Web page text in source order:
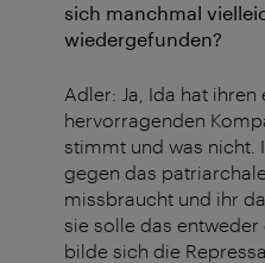
sich manchmal
wiedergefunden?
Adler: Ja, Ida hat
hervorragenden
stimmt und was nicht.
gegen das
missbraucht und ihr
sie solle das
bilde sich die